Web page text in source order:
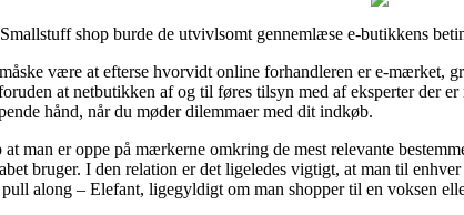
shop burde de utvivlsomt gennemlæse e-butikkens
være at efterse hvorvidt online forhandleren er e-mærket,
at netbutikken af og til føres tilsyn med af eksperter der
hånd, når du møder dilemmaer med dit indkøb.
man er oppe på mærkerne omkring de mest relevante
bruger. I den relation er det ligeledes vigtigt, at man til
along – Elefant, ligegyldigt om man shopper til en voksen